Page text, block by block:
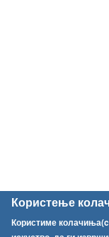
Користење
Користиме